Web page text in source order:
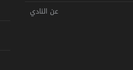
عن النادي